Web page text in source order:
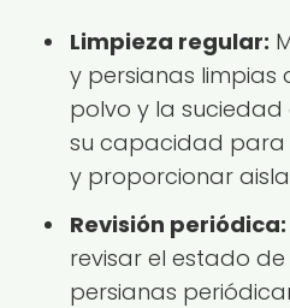
Limpieza regular:
y persianas limpias
polvo y la
su capacidad para
y proporcionar
Revisión periódica:
revisar el estado
persianas